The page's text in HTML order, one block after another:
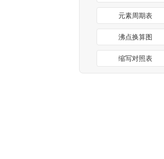
元素周期表
沸点换算图
缩写对照表